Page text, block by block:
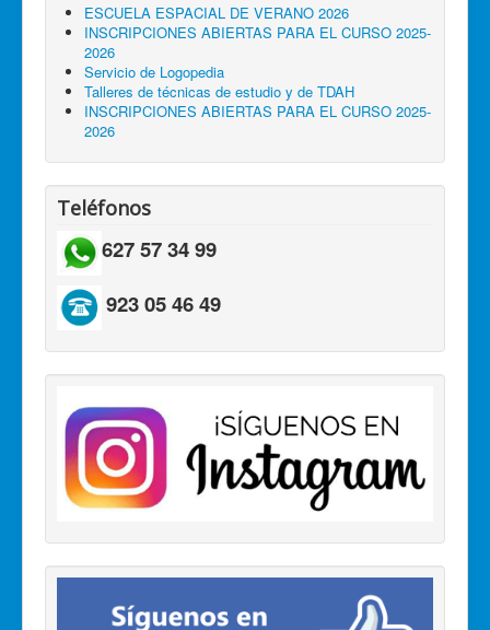
ESCUELA ESPACIAL DE VERANO 2026
INSCRIPCIONES ABIERTAS PARA EL CURSO 2025-
2026
Servicio de Logopedia
Talleres de técnicas de estudio y de TDAH
INSCRIPCIONES ABIERTAS PARA EL CURSO 2025-
2026
Teléfonos
627 57 34 99
923 05 46 49